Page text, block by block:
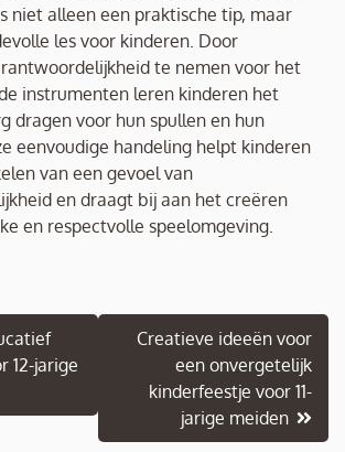
niet alleen een praktische tip, maar
les voor kinderen. Door
te nemen voor het
instrumenten leren kinderen het
dragen voor hun spullen en hun
eenvoudige handeling helpt kinderen
van een gevoel van
en draagt bij aan het creëren
en respectvolle speelomgeving.
12-jarige
Creatieve ideeën voor
een onvergetelijk
kinderfeestje voor 11-
jarige meiden